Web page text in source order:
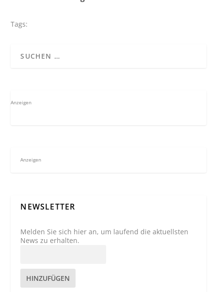
Tags:
Anzeigen
Anzeigen
NEWSLETTER
Melden Sie sich hier an, um laufend die aktuellsten
News zu erhalten.
HINZUFÜGEN